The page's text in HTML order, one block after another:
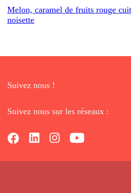
Melon, caramel de fruits rouge
noisette
Suivez nous !
Suivez nous sur les réseaux :